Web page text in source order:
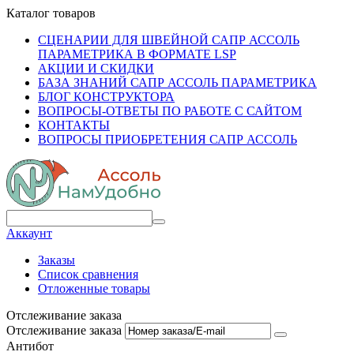
Каталог товаров
СЦЕНАРИИ ДЛЯ ШВЕЙНОЙ САПР АССОЛЬ
ПАРАМЕТРИКА В ФОРМАТЕ LSP
АКЦИИ И СКИДКИ
БАЗА ЗНАНИЙ САПР АССОЛЬ ПАРАМЕТРИКА
БЛОГ КОНСТРУКТОРА
ВОПРОСЫ-ОТВЕТЫ ПО РАБОТЕ С САЙТОМ
КОНТАКТЫ
ВОПРОСЫ ПРИОБРЕТЕНИЯ САПР АССОЛЬ
Аккаунт
Заказы
Список сравнения
Отложенные товары
Отслеживание заказа
Отслеживание заказа
Антибот